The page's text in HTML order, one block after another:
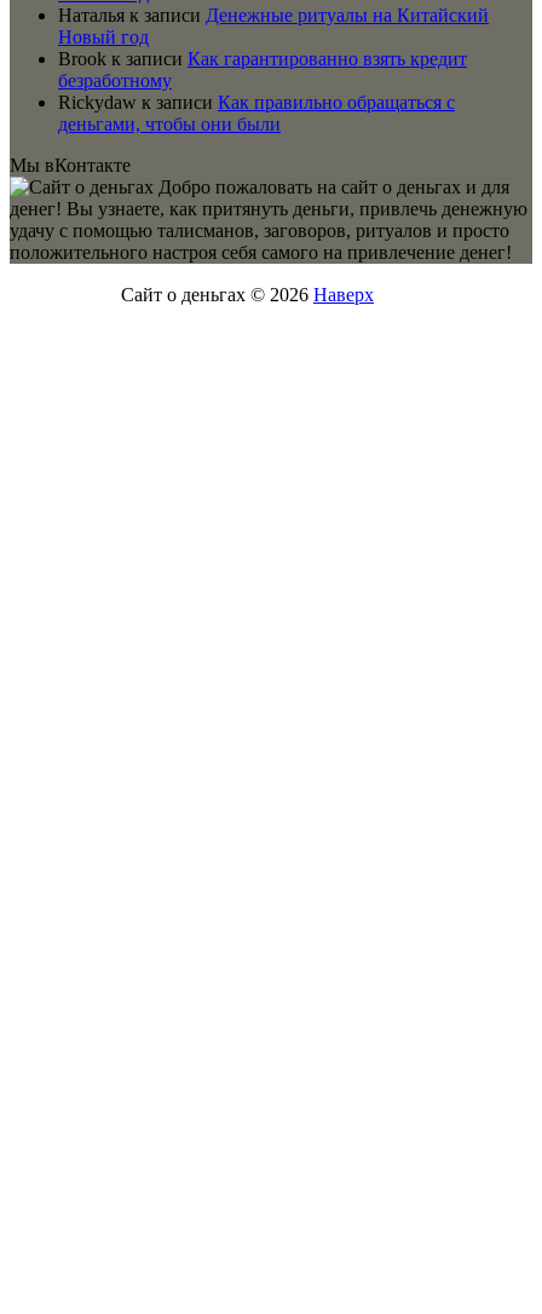
Наталья к записи Денежные ритуалы на Китайский
Новый год
Brook к записи Как гарантированно взять кредит
безработному
Rickydaw к записи Как правильно обращаться с
деньгами, чтобы они были
Мы вКонтакте
Добро пожаловать на сайт о деньгах и для
денег! Вы узнаете, как притянуть деньги, привлечь денежную
удачу с помощью талисманов, заговоров, ритуалов и просто
положительного настроя себя самого на привлечение денег!
Сайт о деньгах © 2026 Наверх